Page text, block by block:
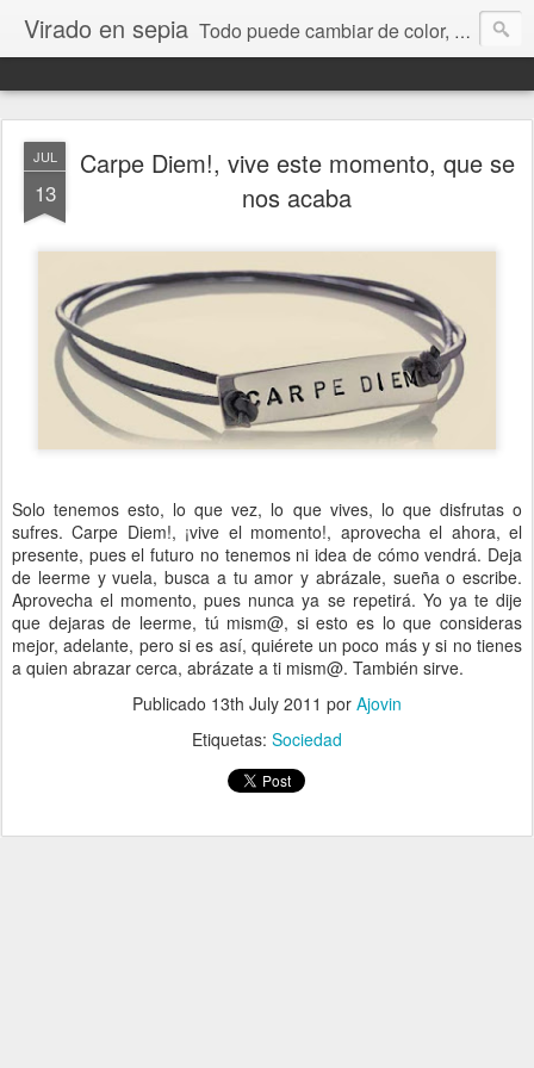
Virado en sepia Todo puede cambiar de color, depende de nosotros y de nuestra capacidad para aprender a mirar. Hablamos de sociedad, economía, empresa, política, RRHH, formación. De Historia reciente, de educación y de temas sociales.
JUL
13
Carpe Diem!, vive este momento, que se
nos acaba
Solo tenemos esto, lo que vez, lo que vives, lo que disfrutas o
sufres. Carpe Diem!, ¡vive el momento!, aprovecha el ahora, el
presente, pues el futuro no tenemos ni idea de cómo vendrá. Deja
de leerme y vuela, busca a tu amor y abrázale, sueña o escribe.
Aprovecha el momento, pues nunca ya se repetirá. Yo ya te dije
que dejaras de leerme, tú mism@, si esto es lo que consideras
mejor, adelante, pero si es así, quiérete un poco más y si no tienes
a quien abrazar cerca, abrázate a ti mism@. También sirve.
Publicado 13th July 2011 por Ajovin
Etiquetas: Sociedad